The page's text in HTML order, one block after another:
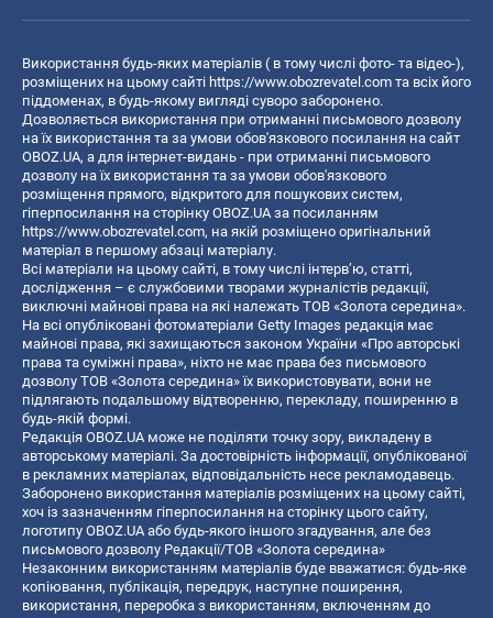
Використання будь-яких матеріалів ( в тому числі фото- та відео-),
розміщених на цьому сайті https://www.obozrevatel.com та всіх його
піддоменах, в будь-якому вигляді суворо заборонено.
Дозволяється використання при отриманні письмового дозволу
на їх використання та за умови обов'язкового посилання на сайт
OBOZ.UA, а для інтернет-видань - при отриманні письмового
дозволу на їх використання та за умови обов'язкового
розміщення прямого, відкритого для пошукових систем,
гіперпосилання на сторінку OBOZ.UA за посиланням
https://www.obozrevatel.com, на якій розміщено оригінальний
матеріал в першому абзаці матеріалу.
Всі матеріали на цьому сайті, в тому числі інтерв’ю, статті,
дослідження – є службовими творами журналістів редакції,
виключні майнові права на які належать ТОВ «Золота середина».
На всі опубліковані фотоматеріали Getty Images редакція має
майнові права, які захищаються законом України «Про авторські
права та суміжні права», ніхто не має права без письмового
дозволу ТОВ «Золота середина» їх використовувати, вони не
підлягають подальшому відтворенню, перекладу, поширенню в
будь-якій формі.
Редакція OBOZ.UA може не поділяти точку зору, викладену в
авторському матеріалі. За достовірність інформації, опублікованої
в рекламних матеріалах, відповідальність несе рекламодавець.
Заборонено використання матеріалів розміщених на цьому сайті,
хоч із зазначенням гіперпосилання на сторінку цього сайту,
логотипу OBOZ.UA або будь-якого іншого згадування, але без
письмового дозволу Редакції/ТОВ «Золота середина»
Незаконним використанням матеріалів буде вважатися: будь-яке
копiювання, публiкацiя, передрук, наступне поширення,
використання, переробка з використанням, включенням до